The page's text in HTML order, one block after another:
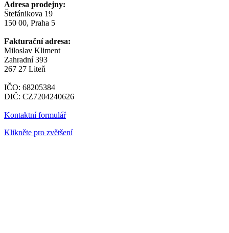
Adresa prodejny:
Štefánikova 19
150 00, Praha 5
Fakturační adresa:
Miloslav Kliment
Zahradní 393
267 27 Liteň
IČO: 68205384
DIČ: CZ7204240626
Kontaktní formulář
Klikněte pro zvětšení